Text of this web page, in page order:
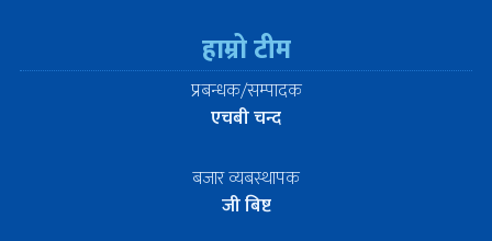
हाम्रो टीम
प्रबन्धक/सम्पादक
एचबी चन्द
बजार व्यबस्थापक
जी बिष्ट